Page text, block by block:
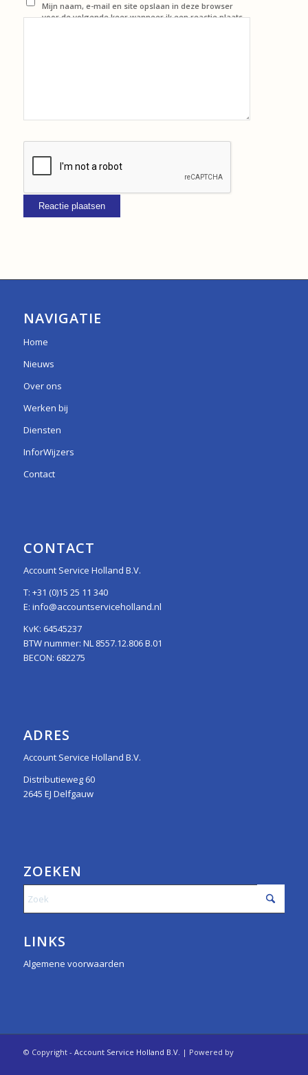
Mijn naam, e-mail en site opslaan in deze browser
voor de volgende keer wanneer ik een reactie plaats.
NAVIGATIE
Home
Nieuws
Over ons
Werken bij
Diensten
InforWijzers
Contact
CONTACT
Account Service Holland B.V.
T: +31 (0)15 25 11 340
E: info@accountserviceholland.nl
KvK: 64545237
BTW nummer: NL 8557.12.806 B.01
BECON: 682275
ADRES
Account Service Holland B.V.
Distributieweg 60
2645 EJ Delfgauw
ZOEKEN
LINKS
Algemene voorwaarden
© Copyright - Account Service Holland B.V. | Powered by